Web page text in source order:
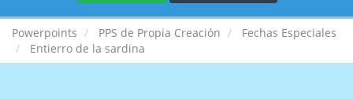
Powerpoints PPS de Propia Creación
Fechas Especiales
Entierro de la sardina